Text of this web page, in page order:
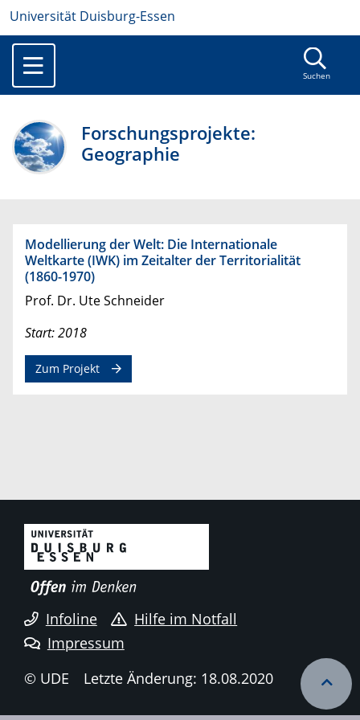
Universität Duisburg-Essen
Suchen
Forschungsprojekte:
Geographie
Modellierung der Welt: Die Internationale
Weltkarte (IWK) im Zeitalter der Territorialität
(1860-1970)
Prof. Dr. Ute Schneider
Start: 2018
Zum Projekt
Infoline
Hilfe im Notfall
Impressum
© UDE
Letzte Änderung: 18.08.2020